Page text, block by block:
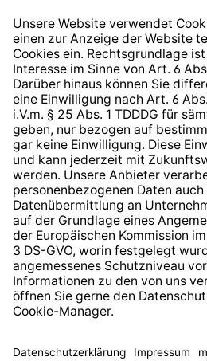
* Alle Preise inkl. gesetzl.
anders